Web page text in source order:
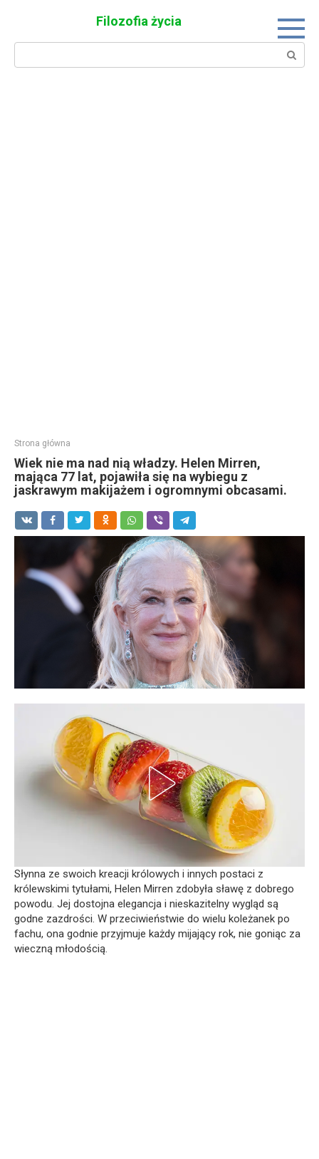
Filozofia życia
Search:
Strona główna
Wiek nie ma nad nią władzy. Helen Mirren,
mająca 77 lat, pojawiła się na wybiegu z
jaskrawym makijażem i ogromnymi obcasami.
Słynna ze swoich kreacji królowych i innych postaci z
królewskimi tytułami, Helen Mirren zdobyła sławę z dobrego
powodu. Jej dostojna elegancja i nieskazitelny wygląd są
godne zazdrości. W przeciwieństwie do wielu koleżanek po
fachu, ona godnie przyjmuje każdy mijający rok, nie goniąc za
wieczną młodością.